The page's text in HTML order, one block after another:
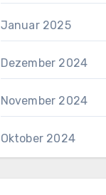
Januar 2025
Dezember 2024
November 2024
Oktober 2024